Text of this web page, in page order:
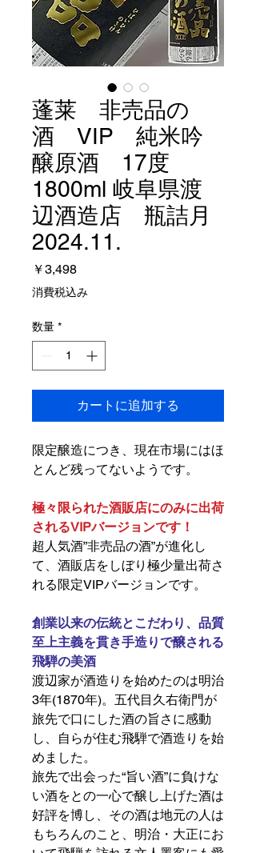
蓬莱 非売品の
酒 VIP 純米吟
醸原酒 17度
1800ml 岐阜県渡
辺酒造店 瓶詰月
2024.11.
￥3,498価
格
消費税込み
数量 *
カートに追加する
限定醸造につき、現在市場にはほ
とんど残ってないようです。
極々限られた酒販店にのみに出荷
されるVIPバージョンです！
超人気酒”非売品の酒”が進化し
て、酒販店をしぼり極少量出荷さ
れる限定VIPバージョンです。
創業以来の伝統とこだわり、品質
至上主義を貫き手造りで醸される
飛騨の美酒
渡辺家が酒造りを始めたのは明治
3年(1870年)。五代目久右衛門が
旅先で口にした酒の旨さに感動
し、自らが住む飛騨で酒造りを始
めました。
旅先で出会った“旨い酒”に負けな
い酒をとの一心で醸し上げた酒は
好評を博し、その酒は地元の人は
もちろんのこと、明治・大正にお